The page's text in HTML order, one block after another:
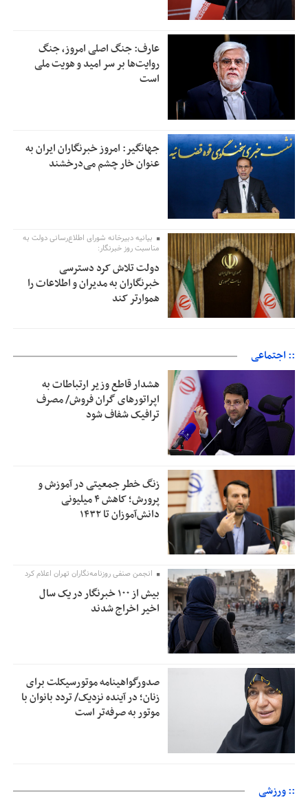
عارف: جنگ اصلی امروز، جنگ
روایت‌ها بر سر امید و هویت ملی
است
جهانگیر: امروز خبرنگاران ایران به
عنوان خار چشم می‌درخشند
بیانیه دبیرخانه شورای اطلاع‌رسانی دولت به
مناسبت روز خبرنگار:
دولت تلاش کرد دسترسی
خبرنگاران به مدیران و اطلاعات را
هموارتر کند
:: اجتماعی
هشدار قاطع وزیر ارتباطات به
اپراتورهای گران فروش/ مصرف
ترافیک شفاف شود
زنگ خطر جمعیتی در آموزش و
پرورش؛ کاهش ۴ میلیونی
دانش‌آموزان تا ۱۴۳۲
انجمن صنفی روزنامه‌نگاران تهران اعلام کرد
بیش از ۱۰۰ خبرنگار در یک سال
اخیر اخراج شدند
صدورگواهینامه موتورسیکلت برای
زنان؛ در آینده نزدیک/ تردد بانوان با
موتور به‌ صرفه‌تر است
:: ورزشی